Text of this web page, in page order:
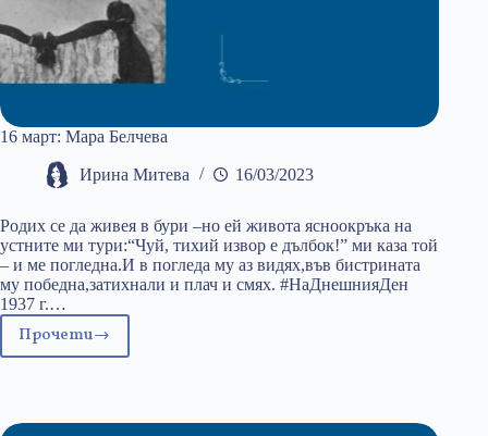
16 март: Мара Белчева
Ирина Митева 16/03/2023
Родих се да живея в бури –но ей живота ясноокръка на
устните ми тури:“Чуй, тихий извор е дълбок!” ми каза той
– и ме погледна.И в погледа му аз видях,във бистрината
му победна,затихнали и плач и смях. #НаДнешнияДен
1937 г.…
Прочети
16